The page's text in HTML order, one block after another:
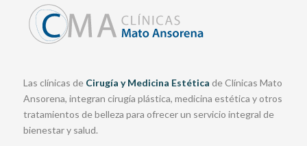
Las clínicas de Cirugía y Medicina Estética de Clínicas Mato
Ansorena, integran cirugía plástica, medicina estética y otros
tratamientos de belleza para ofrecer un servicio integral de
bienestar y salud.